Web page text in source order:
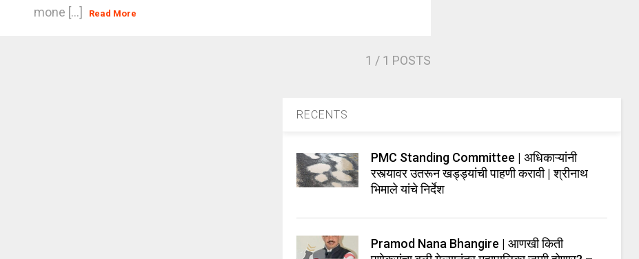
mone [...]
Read More
1 / 1 POSTS
RECENTS
PMC Standing Committee | अधिकाऱ्यांनी
रस्त्यावर उतरून खड्ड्यांची पाहणी करावी | श्रीनाथ
भिमाले यांचे निर्देश
Pramod Nana Bhangire | आणखी किती